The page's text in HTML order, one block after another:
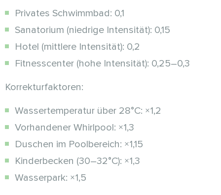
Privates Schwimmbad: 0,1
Sanatorium (niedrige Intensität): 0,15
Hotel (mittlere Intensität): 0,2
Fitnesscenter (hohe Intensität): 0,25–0,3
Korrekturfaktoren:
Wassertemperatur über 28°C: ×1,2
Vorhandener Whirlpool: ×1,3
Duschen im Poolbereich: ×1,15
Kinderbecken (30–32°C): ×1,3
Wasserpark: ×1,5